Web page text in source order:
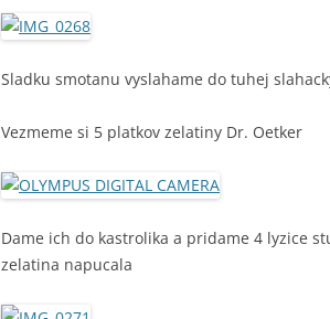
Sladku smotanu vyslahame do tuhej
Vezmeme si 5 platkov zelatiny Dr. Oetker
Dame ich do kastrolika a pridame 4 lyzice
zelatina napucala